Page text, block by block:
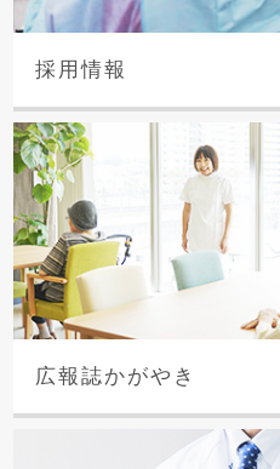
採用情報
広報誌かがやき